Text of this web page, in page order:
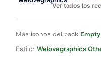
Ver todos los
Más iconos del pack
Estilo: Welovegraphics